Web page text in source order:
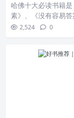
哈佛十大必读书籍
素》、《没有容易
重…2,524 0